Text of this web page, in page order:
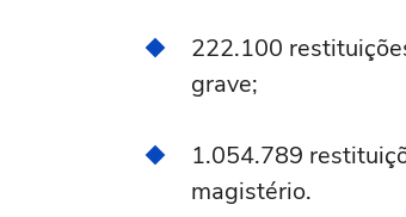
222.100
grave;
1.054.789
magistério.